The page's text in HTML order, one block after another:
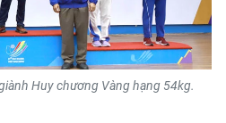
Huy chương Vàng hạng 54kg.